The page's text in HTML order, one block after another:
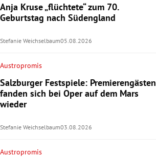
Anja Kruse „flüchtete“ zum 70.
Geburtstag nach Südengland
Stefanie Weichselbaum05.08.2026
Austropromis
Salzburger Festspiele: Premierengästen
fanden sich bei Oper auf dem Mars
wieder
Stefanie Weichselbaum03.08.2026
Austropromis